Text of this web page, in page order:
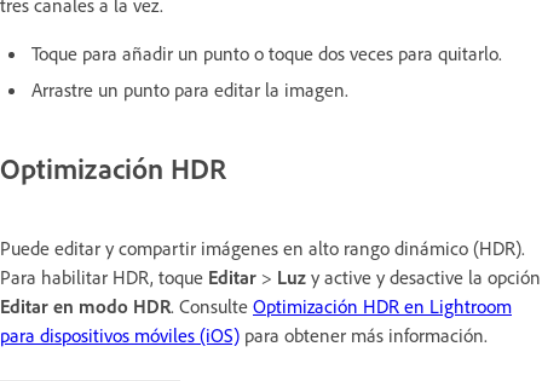
tres canales a la vez.
Toque para añadir un punto o toque dos veces para quitarlo.
Arrastre un punto para editar la imagen.
Optimización HDR
Puede editar y compartir imágenes en alto rango dinámico (HDR).
Para habilitar HDR, toque Editar > Luz y active y desactive la opción
Editar en modo HDR. Consulte Optimización HDR en Lightroom
para dispositivos móviles (iOS) para obtener más información.